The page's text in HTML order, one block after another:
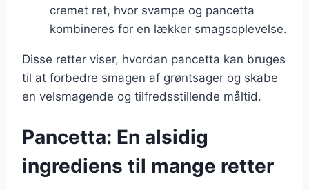
cremet ret, hvor svampe og pancetta
kombineres for en lækker smagsoplevelse.
Disse retter viser, hvordan pancetta kan bruges
til at forbedre smagen af grøntsager og skabe
en velsmagende og tilfredsstillende måltid.
Pancetta: En alsidig
ingrediens til mange retter